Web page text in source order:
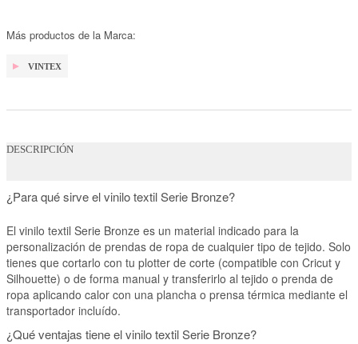
Más productos de la Marca:
VINTEX
DESCRIPCIÓN
¿Para qué sirve el vinilo textil Serie Bronze?
El vinilo textil Serie Bronze es un material indicado para la
personalización de prendas de ropa de cualquier tipo de tejido. Solo
tienes que cortarlo con tu plotter de corte (compatible con Cricut y
Silhouette) o de forma manual y transferirlo al tejido o prenda de
ropa aplicando calor con una plancha o prensa térmica mediante el
transportador incluído.
¿Qué ventajas tiene el vinilo textil Serie Bronze?